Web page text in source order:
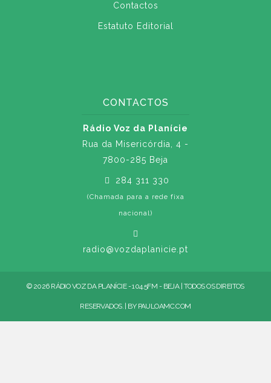
Contactos
Estatuto Editorial
CONTACTOS
Rádio Voz da Planície
Rua da Misericórdia, 4 -
7800-285 Beja
284 311 330
(Chamada para a rede fixa
nacional)
radio@vozdaplanicie.pt
© 2026 RÁDIO VOZ DA PLANÍCIE - 104.5FM - BEJA | TODOS OS DIREITOS
RESERVADOS. | BY PAULOAMC.COM